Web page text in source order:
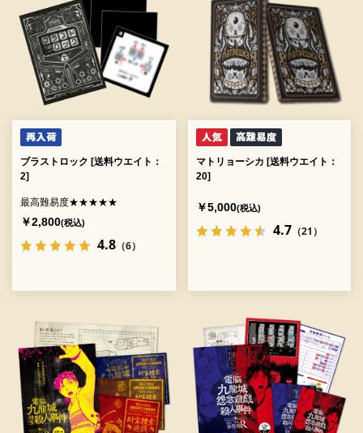
ブラストロック [送料ウエイト：
2]
最高難易度★★★★★
￥2,800(税込)
4.8 （6）
マトリョーシカ [送料ウエイト：
20]
￥5,000(税込)
4.7（21）